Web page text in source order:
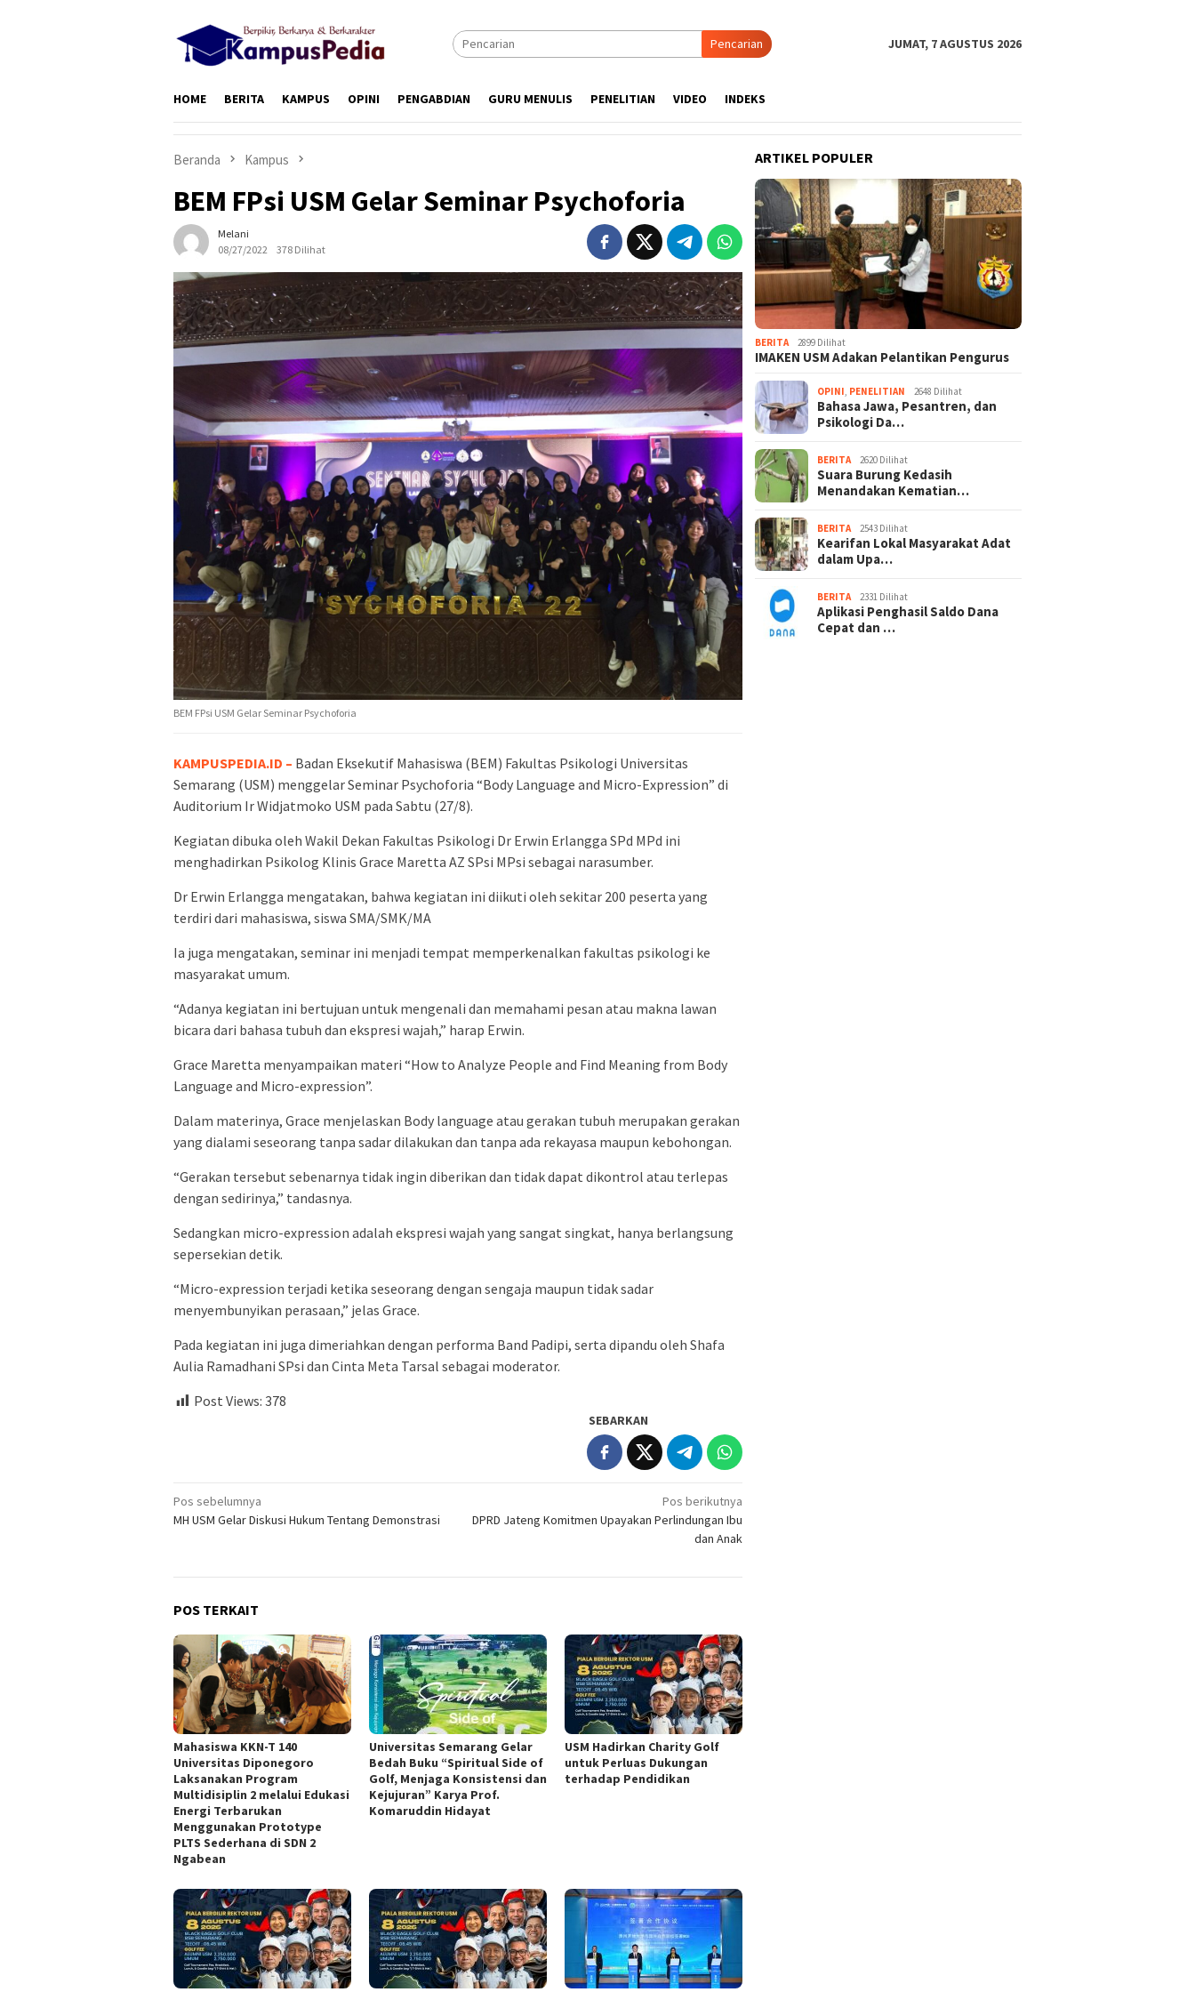
Pencarian JUMAT, 7 AGUSTUS 2026
HOME BERITA KAMPUS OPINI PENGABDIAN GURU MENULIS PENELITIAN VIDEO INDEKS
Beranda Kampus
BEM FPsi USM Gelar Seminar Psychoforia
Melani
08/27/2022
378 Dilihat
BEM FPsi USM Gelar Seminar Psychoforia
KAMPUSPEDIA.ID – Badan Eksekutif Mahasiswa (BEM) Fakultas Psikologi Universitas
Semarang (USM) menggelar Seminar Psychoforia “Body Language and Micro-Expression” di
Auditorium Ir Widjatmoko USM pada Sabtu (27/8).
Kegiatan dibuka oleh Wakil Dekan Fakultas Psikologi Dr Erwin Erlangga SPd MPd ini
menghadirkan Psikolog Klinis Grace Maretta AZ SPsi MPsi sebagai narasumber.
Dr Erwin Erlangga mengatakan, bahwa kegiatan ini diikuti oleh sekitar 200 peserta yang
terdiri dari mahasiswa, siswa SMA/SMK/MA
Ia juga mengatakan, seminar ini menjadi tempat memperkenalkan fakultas psikologi ke
masyarakat umum.
“Adanya kegiatan ini bertujuan untuk mengenali dan memahami pesan atau makna lawan
bicara dari bahasa tubuh dan ekspresi wajah,” harap Erwin.
Grace Maretta menyampaikan materi “How to Analyze People and Find Meaning from Body
Language and Micro-expression”.
Dalam materinya, Grace menjelaskan Body language atau gerakan tubuh merupakan gerakan
yang dialami seseorang tanpa sadar dilakukan dan tanpa ada rekayasa maupun kebohongan.
“Gerakan tersebut sebenarnya tidak ingin diberikan dan tidak dapat dikontrol atau terlepas
dengan sedirinya,” tandasnya.
Sedangkan micro-expression adalah ekspresi wajah yang sangat singkat, hanya berlangsung
sepersekian detik.
“Micro-expression terjadi ketika seseorang dengan sengaja maupun tidak sadar
menyembunyikan perasaan,” jelas Grace.
Pada kegiatan ini juga dimeriahkan dengan performa Band Padipi, serta dipandu oleh Shafa
Aulia Ramadhani SPsi dan Cinta Meta Tarsal sebagai moderator.
Post Views: 378
SEBARKAN
Navigasi
pos
Pos sebelumnya
MH USM Gelar Diskusi Hukum Tentang Demonstrasi
Pos berikutnya
DPRD Jateng Komitmen Upayakan Perlindungan Ibu
dan Anak
POS TERKAIT
Mahasiswa KKN-T 140
Universitas Diponegoro
Laksanakan Program
Multidisiplin 2 melalui Edukasi
Energi Terbarukan
Menggunakan Prototype
PLTS Sederhana di SDN 2
Ngabean
Universitas Semarang Gelar
Bedah Buku “Spiritual Side of
Golf, Menjaga Konsistensi dan
Kejujuran” Karya Prof.
Komaruddin Hidayat
USM Hadirkan Charity Golf
untuk Perluas Dukungan
terhadap Pendidikan
ARTIKEL POPULER
BERITA 2899 Dilihat
IMAKEN USM Adakan Pelantikan Pengurus
OPINI PENELITIAN 2648 Dilihat
Bahasa Jawa, Pesantren, dan
Psikologi Da…
BERITA 2620 Dilihat
Suara Burung Kedasih
Menandakan Kematian…
BERITA 2543 Dilihat
Kearifan Lokal Masyarakat Adat
dalam Upa…
BERITA 2331 Dilihat
Aplikasi Penghasil Saldo Dana
Cepat dan …